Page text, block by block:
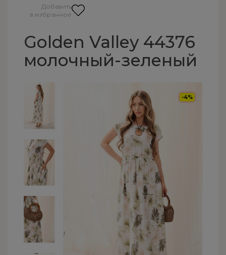
Golden Valley 44376
молочный-зеленый
Добавить
в избранное
-4%